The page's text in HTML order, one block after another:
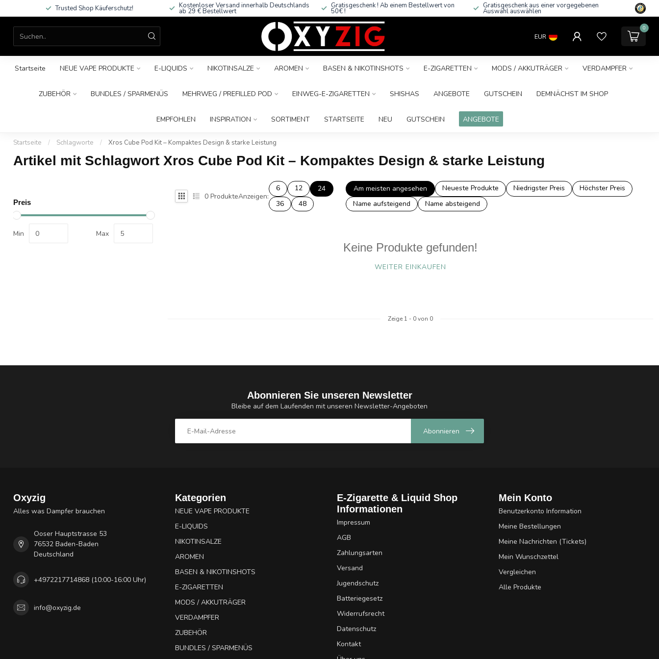
Trusted Shop Käuferschutz! Kostenloser Versand innerhalb Deutschlands
ab 29 € Bestellwert
Gratisgeschenk ! Ab einem Bestellwert von
50€ !
Gratisgeschenk aus einer vorgegebenen
Auswahl auswählen
EUR
0
Startseite NEUE VAPE PRODUKTE E-LIQUIDS NIKOTINSALZE AROMEN BASEN & NIKOTINSHOTS E-ZIGARETTEN MODS / AKKUTRÄGER VERDAMPFER
ZUBEHÖR BUNDLES / SPARMENÜS MEHRWEG / PREFILLED POD EINWEG-E-ZIGARETTEN SHISHAS ANGEBOTE GUTSCHEIN DEMNÄCHST IM SHOP
EMPFOHLEN INSPIRATION SORTIMENT STARTSEITE NEU GUTSCHEIN ANGEBOTE
Startseite / Schlagworte / Xros Cube Pod Kit – Kompaktes Design & starke Leistung
Artikel mit Schlagwort Xros Cube Pod Kit – Kompaktes Design & starke Leistung
Preis
Min Max
0 ProdukteAnzeigen:
6 12
24
36
48
Am meisten angesehen Neueste Produkte Niedrigster Preis
Höchster Preis
Name aufsteigend
Name absteigend
Keine Produkte gefunden!
WEITER EINKAUFEN
Zeige 1 - 0von 0
Abonnieren Sie unseren Newsletter
Bleibe auf dem Laufenden mit unseren Newsletter-Angeboten
Abonnieren
Oxyzig
Alles was Dampfer brauchen
Ooser Hauptstrasse 53
76532 Baden-Baden
Deutschland
+4972217714868 (10:00-16:00 Uhr)
info@oxyzig.de
Kategorien
NEUE VAPE PRODUKTE
E-LIQUIDS
NIKOTINSALZE
AROMEN
BASEN & NIKOTINSHOTS
E-ZIGARETTEN
MODS / AKKUTRÄGER
VERDAMPFER
ZUBEHÖR
BUNDLES / SPARMENÜS
E-Zigarette & Liquid Shop
Informationen
Impressum
AGB
Zahlungsarten
Versand
Jugendschutz
Batteriegesetz
Widerrufsrecht
Datenschutz
Kontakt
Mein Konto
Benutzerkonto Information
Meine Bestellungen
Meine Nachrichten (Tickets)
Mein Wunschzettel
Vergleichen
Alle Produkte